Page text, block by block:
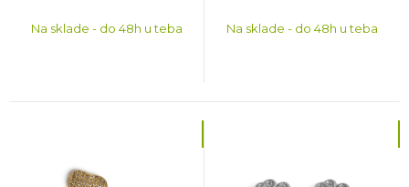
Na sklade - do 48h u teba Na sklade - do 48h u teba